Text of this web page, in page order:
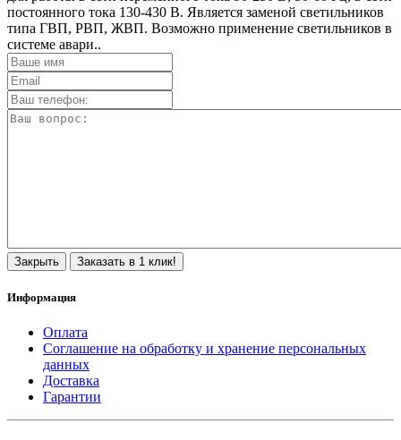
постоянного тока 130-430 В. Является заменой светильников
типа ГВП, РВП, ЖВП. Возможно применение светильников в
системе авари..
Закрыть Заказать в 1 клик!
Информация
Оплата
Соглашение на обработку и хранение персональных
данных
Доставка
Гарантии